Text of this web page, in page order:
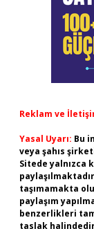
Reklam ve
Yasal Uyarı: Bu
veya şahıs
Sitede yalnızca
taşımamakta
paylaşım
benzerlikleri
taslak